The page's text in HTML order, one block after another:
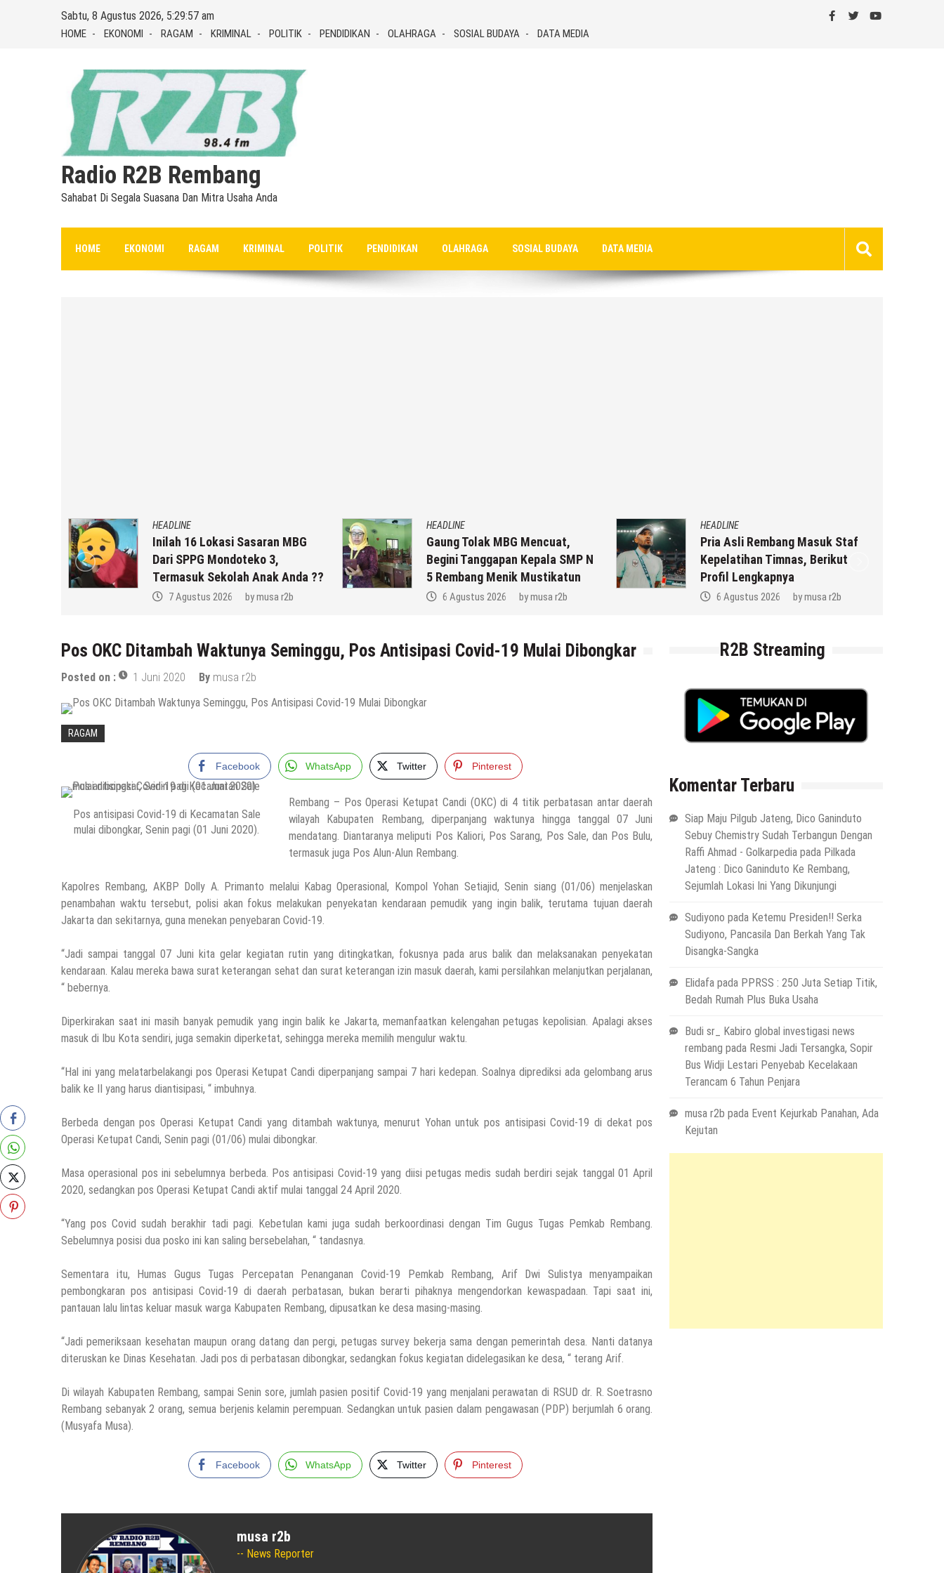
Sabtu, 8 Agustus 2026, 5:29:58 am
HOME EKONOMI RAGAM KRIMINAL POLITIK PENDIDIKAN OLAHRAGA SOSIAL BUDAYA DATA MEDIA
Radio R2B Rembang
Sahabat Di Segala Suasana Dan Mitra Usaha Anda
HOME EKONOMI RAGAM KRIMINAL POLITIK PENDIDIKAN OLAHRAGA SOSIAL BUDAYA DATA MEDIA
HEADLINE
Inilah 16 Lokasi Sasaran MBG
Dari SPPG Mondoteko 3,
Termasuk Sekolah Anak Anda ??
7 Agustus 2026 bymusa r2b
HEADLINE
Gaung Tolak MBG Mencuat,
Begini Tanggapan Kepala SMP N
5 Rembang Menik Mustikatun
6 Agustus 2026 bymusa r2b
HEADLINE
Pria Asli Rembang Masuk Staf
Kepelatihan Timnas, Berikut
Profil Lengkapnya
6 Agustus 2026 bymusa r2b
Pos OKC Ditambah Waktunya Seminggu, Pos Antisipasi Covid-19 Mulai Dibongkar
Posted on : 1 Juni 2020 By musa r2b
RAGAM
Facebook WhatsApp Twitter Pinterest
Pos antisipasi Covid-19 di Kecamatan Sale
mulai dibongkar, Senin pagi (01 Juni 2020).
Rembang – Pos Operasi Ketupat Candi (OKC) di 4 titik perbatasan antar daerah
wilayah Kabupaten Rembang, diperpanjang waktunya hingga tanggal 07 Juni
mendatang. Diantaranya meliputi Pos Kaliori, Pos Sarang, Pos Sale, dan Pos Bulu,
termasuk juga Pos Alun-Alun Rembang.
Kapolres Rembang, AKBP Dolly A. Primanto melalui Kabag Operasional, Kompol Yohan Setiajid, Senin siang (01/06) menjelaskan
penambahan waktu tersebut, polisi akan fokus melakukan penyekatan kendaraan pemudik yang ingin balik, terutama tujuan daerah
Jakarta dan sekitarnya, guna menekan penyebaran Covid-19.
“Jadi sampai tanggal 07 Juni kita gelar kegiatan rutin yang ditingkatkan, fokusnya pada arus balik dan melaksanakan penyekatan
kendaraan. Kalau mereka bawa surat keterangan sehat dan surat keterangan izin masuk daerah, kami persilahkan melanjutkan perjalanan,
“ bebernya.
Diperkirakan saat ini masih banyak pemudik yang ingin balik ke Jakarta, memanfaatkan kelengahan petugas kepolisian. Apalagi akses
masuk di Ibu Kota sendiri, juga semakin diperketat, sehingga mereka memilih mengulur waktu.
“Hal ini yang melatarbelakangi pos Operasi Ketupat Candi diperpanjang sampai 7 hari kedepan. Soalnya diprediksi ada gelombang arus
balik ke II yang harus diantisipasi, “ imbuhnya.
Berbeda dengan pos Operasi Ketupat Candi yang ditambah waktunya, menurut Yohan untuk pos antisipasi Covid-19 di dekat pos
Operasi Ketupat Candi, Senin pagi (01/06) mulai dibongkar.
Masa operasional pos ini sebelumnya berbeda. Pos antisipasi Covid-19 yang diisi petugas medis sudah berdiri sejak tanggal 01 April
2020, sedangkan pos Operasi Ketupat Candi aktif mulai tanggal 24 April 2020.
“Yang pos Covid sudah berakhir tadi pagi. Kebetulan kami juga sudah berkoordinasi dengan Tim Gugus Tugas Pemkab Rembang.
Sebelumnya posisi dua posko ini kan saling bersebelahan, “ tandasnya.
Sementara itu, Humas Gugus Tugas Percepatan Penanganan Covid-19 Pemkab Rembang, Arif Dwi Sulistya menyampaikan
pembongkaran pos antisipasi Covid-19 di daerah perbatasan, bukan berarti pihaknya mengendorkan kewaspadaan. Tapi saat ini,
pantauan lalu lintas keluar masuk warga Kabupaten Rembang, dipusatkan ke desa masing-masing.
“Jadi pemeriksaan kesehatan maupun orang datang dan pergi, petugas survey bekerja sama dengan pemerintah desa. Nanti datanya
diteruskan ke Dinas Kesehatan. Jadi pos di perbatasan dibongkar, sedangkan fokus kegiatan didelegasikan ke desa, “ terang Arif.
Di wilayah Kabupaten Rembang, sampai Senin sore, jumlah pasien positif Covid-19 yang menjalani perawatan di RSUD dr. R. Soetrasno
Rembang sebanyak 2 orang, semua berjenis kelamin perempuan. Sedangkan untuk pasien dalam pengawasan (PDP) berjumlah 6 orang.
(Musyafa Musa).
Facebook WhatsApp Twitter Pinterest
musa r2b
News Reporter
R2B Streaming
Komentar Terbaru
Siap Maju Pilgub Jateng, Dico Ganinduto
Sebuy Chemistry Sudah Terbangun Dengan
Raffi Ahmad - Golkarpediapada Pilkada
Jateng : Dico Ganinduto Ke Rembang,
Sejumlah Lokasi Ini Yang Dikunjungi
Sudiyono pada Ketemu Presiden!! Serka
Sudiyono, Pancasila Dan Berkah Yang Tak
Disangka-Sangka
Elidafapada PPRSS : 250 Juta Setiap Titik,
Bedah Rumah Plus Buka Usaha
Budi sr_ Kabiro global investigasi news
rembang pada Resmi Jadi Tersangka, Sopir
Bus Widji Lestari Penyebab Kecelakaan
Terancam 6 Tahun Penjara
musa r2b pada Event Kejurkab Panahan, Ada
Kejutan